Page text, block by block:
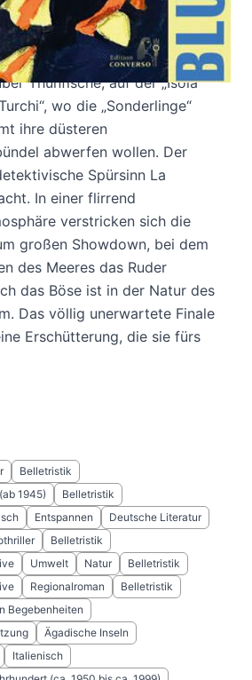
Zufallsbegegnung tief in seine
Damals strandete er,
Fischkutter wegen seiner
Thunfische, auf der „Isola
wo die „Sonderlinge“
ihre düsteren
abwerfen wollen. Der
Spürsinn La
In einer flirrend
verstricken sich die
großen Showdown, bei dem
des Meeres das Ruder
das Böse ist in der Natur des
Das völlig unerwartete Finale
Erschütterung, die sie fürs
Belletristik
1945)
Belletristik
Entspannen
Deutsche Literatur
Belletristik
Umwelt Natur
Belletristik
Regionalroman
Belletristik
Begebenheiten
Ägadische Inseln
Italienisch